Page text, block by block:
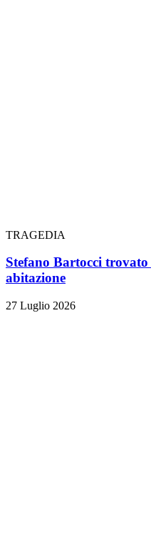
TRAGEDIA
Stefano Bartocci trovato
abitazione
27 Luglio 2026